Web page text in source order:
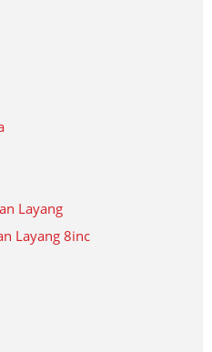
Layang
Layang 8inc